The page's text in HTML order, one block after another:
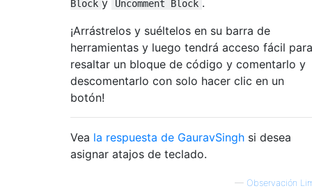
Block
Uncomment Block
¡Arrástrelos y suéltelos en su barra de
herramientas y luego tendrá acceso fácil para
resaltar un bloque de código y comentarlo y
descomentarlo con solo hacer clic en un
botón!
Vea la respuesta de GauravSingh si desea
asignar atajos de teclado.
— Observación